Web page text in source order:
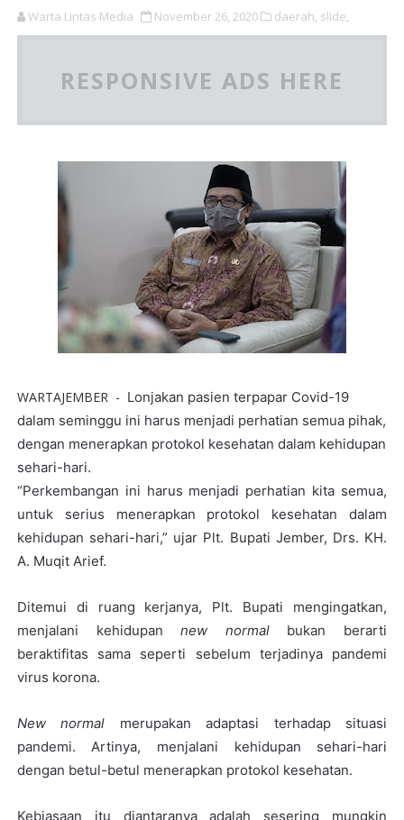
Warta Lintas Media November 26, 2020 daerah, slide,
RESPONSIVE ADS HERE
WARTAJEMBER - Lonjakan pasien terpapar Covid-19
dalam seminggu ini harus menjadi perhatian semua pihak,
dengan menerapkan protokol kesehatan dalam kehidupan
sehari-hari.
“Perkembangan ini harus menjadi perhatian kita semua,
untuk serius menerapkan protokol kesehatan dalam
kehidupan sehari-hari,” ujar Plt. Bupati Jember, Drs. KH.
A. Muqit Arief.
Ditemui di ruang kerjanya, Plt. Bupati mengingatkan,
menjalani kehidupannew normalbukan berarti
beraktifitas sama seperti sebelum terjadinya pandemi
virus korona.
New normal merupakan adaptasi terhadap situasi
pandemi. Artinya, menjalani kehidupan sehari-hari
dengan betul-betul menerapkan protokol kesehatan.
Kebiasaan itu diantaranya adalah sesering mungkin